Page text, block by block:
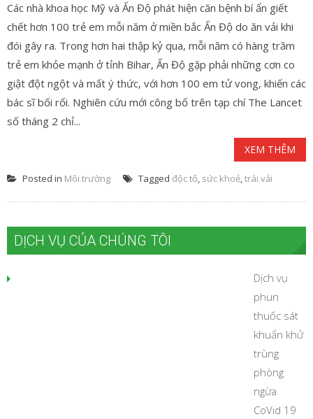
Các nhà khoa học Mỹ và Ấn Độ phát hiện căn bệnh bí ẩn giết
chết hơn 100 trẻ em mỗi năm ở miền bắc Ấn Độ do ăn vải khi
đói gây ra. Trong hơn hai thập kỷ qua, mỗi năm có hàng trăm
trẻ em khỏe mạnh ở tỉnh Bihar, Ấn Độ gặp phải những cơn co
giật đột ngột và mất ý thức, với hơn 100 em tử vong, khiến các
bác sĩ bối rối. Nghiên cứu mới công bố trên tạp chí The Lancet
số tháng 2 chỉ...
XEM THÊM
Posted in Môi trường Tagged độc tố, sức khoẻ,trái vải
DỊCH VỤ CỦA CHÚNG TÔI
Dịch vụ
phun
thuốc sát
khuẩn khử
trùng
phòng
ngừa
CoVid 19